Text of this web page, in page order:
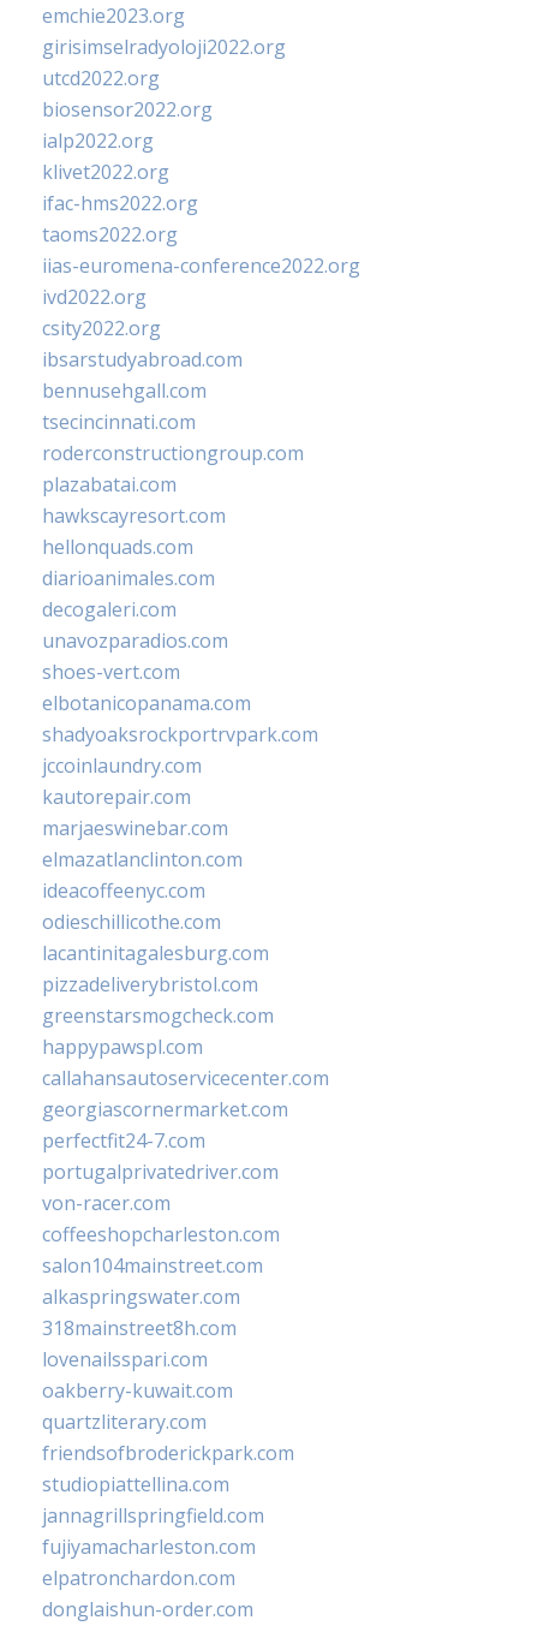
emchie2023.org
girisimselradyoloji2022.org
utcd2022.org
biosensor2022.org
ialp2022.org
klivet2022.org
ifac-hms2022.org
taoms2022.org
iias-euromena-conference2022.org
ivd2022.org
csity2022.org
ibsarstudyabroad.com
bennusehgall.com
tsecincinnati.com
roderconstructiongroup.com
plazabatai.com
hawkscayresort.com
hellonquads.com
diarioanimales.com
decogaleri.com
unavozparadios.com
shoes-vert.com
elbotanicopanama.com
shadyoaksrockportrvpark.com
jccoinlaundry.com
kautorepair.com
marjaeswinebar.com
elmazatlanclinton.com
ideacoffeenyc.com
odieschillicothe.com
lacantinitagalesburg.com
pizzadeliverybristol.com
greenstarsmogcheck.com
happypawspl.com
callahansautoservicecenter.com
georgiascornermarket.com
perfectfit24-7.com
portugalprivatedriver.com
von-racer.com
coffeeshopcharleston.com
salon104mainstreet.com
alkaspringswater.com
318mainstreet8h.com
lovenailsspari.com
oakberry-kuwait.com
quartzliterary.com
friendsofbroderickpark.com
studiopiattellina.com
jannagrillspringfield.com
fujiyamacharleston.com
elpatronchardon.com
donglaishun-order.com